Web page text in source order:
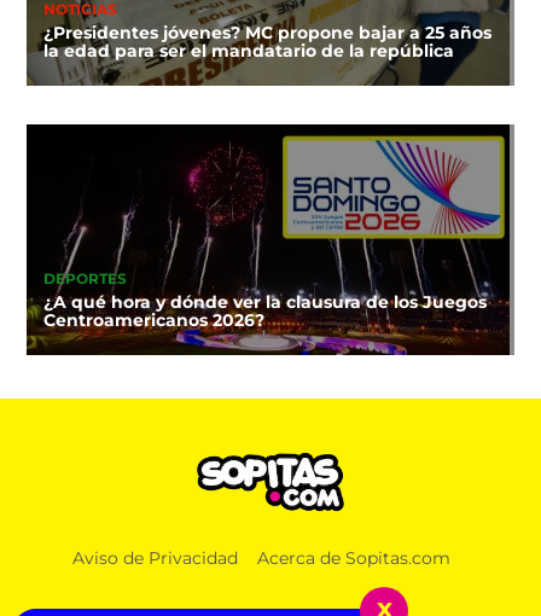
NOTICIAS
¿Presidentes jóvenes? MC propone bajar a 25 años
la edad para ser el mandatario de la república
DEPORTES
¿A qué hora y dónde ver la clausura de los Juegos
Centroamericanos 2026?
Aviso de Privacidad Acerca de Sopitas.com
x